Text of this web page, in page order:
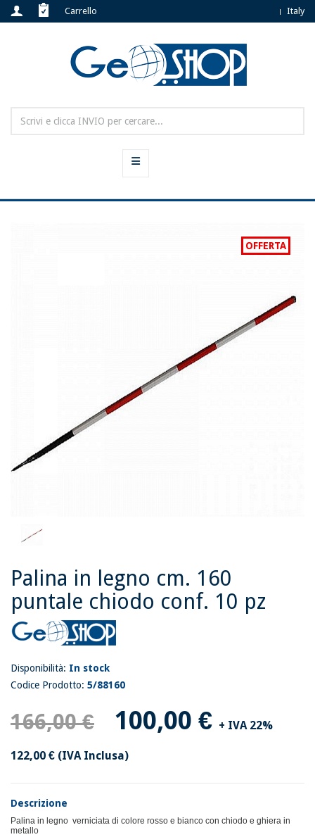
Carrello Italy
OFFERTA
Palina in legno cm. 160
puntale chiodo conf. 10 pz
Disponibilità: In stock
Codice Prodotto: 5/88160
166,00 € 100,00 € + IVA 22%
122,00 € (IVA Inclusa)
Descrizione
Palina in legno verniciata di colore rosso e bianco con chiodo e ghiera in
metallo